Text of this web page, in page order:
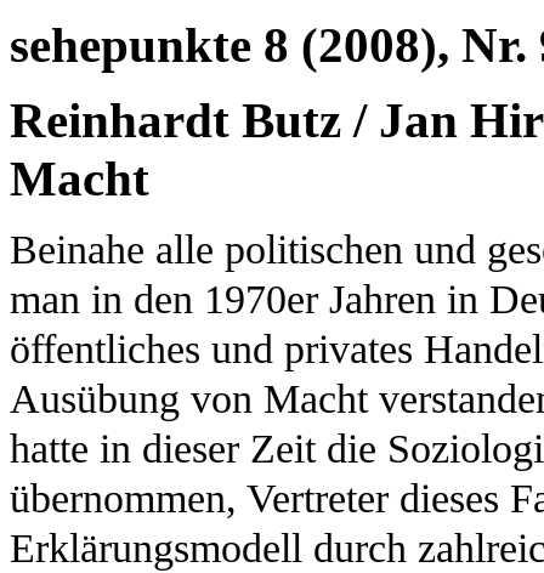
sehepunkte 8 (2008), Nr.
Reinhardt Butz / Jan
Macht
Beinahe alle politischen und
man in den 1970er Jahren in
öffentliches und privates
Ausübung von Macht
hatte in dieser Zeit die
übernommen, Vertreter dieses
Erklärungsmodell durch